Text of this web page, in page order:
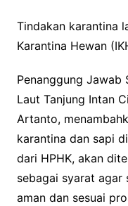
Tindakan karantina
Karantina Hewan
Penanggung Jawab
Laut Tanjung Intan
Artanto,
karantina dan sapi
dari HPHK, akan
sebagai syarat agar
aman dan sesuai